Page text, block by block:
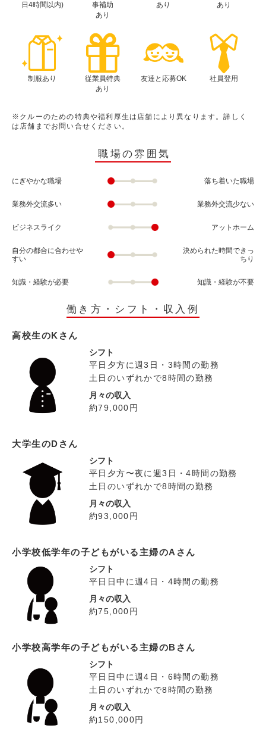
日4時間以内)
事補助
あり
あり
あり
制服あり
従業員特典
あり
友達と応募OK 社員登用
※クルーのための特典や福利厚生は店舗により異なります。詳しく
は店舗までお問い合せください。
職場の雰囲気
にぎやかな職場 落ち着いた職場
業務外交流多い 業務外交流少ない
ビジネスライク アットホーム
自分の都合に合わせや
すい
決められた時間できっ
ちり
知識・経験が必要 知識・経験が不要
働き方・シフト・収入例
高校生のKさん
シフト
平日夕方に週3日・3時間の勤務
土日のいずれかで8時間の勤務
月々の収入
約79,000円
大学生のDさん
シフト
平日夕方〜夜に週3日・4時間の勤務
土日のいずれかで8時間の勤務
月々の収入
約93,000円
小学校低学年の子どもがいる主婦のAさん
シフト
平日日中に週4日・4時間の勤務
月々の収入
約75,000円
小学校高学年の子どもがいる主婦のBさん
シフト
平日日中に週4日・6時間の勤務
土日のいずれかで8時間の勤務
月々の収入
約150,000円